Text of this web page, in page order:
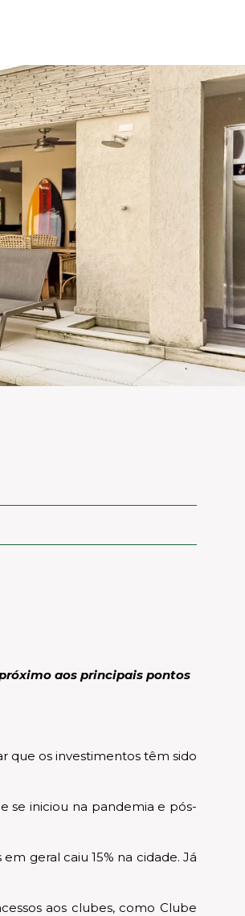
aos principais pontos
que os investimentos têm sido
se iniciou na pandemia e pós-
geral caiu 15% na cidade. Já
aos clubes, como Clube